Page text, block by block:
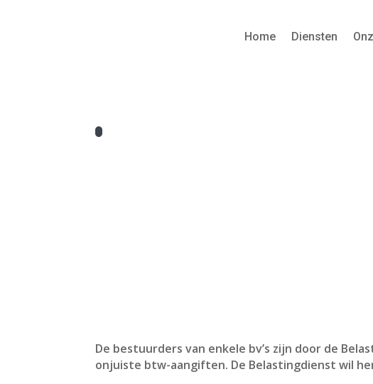
Home Diensten
De bestuurders van enkele bv’s zijn door de
onjuiste btw-aangiften. De Belastingdienst wil